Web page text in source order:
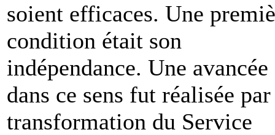
soient efficaces. Une
condition était son
indépendance. Une avancée
dans ce sens fut réalisée
transformation du Service